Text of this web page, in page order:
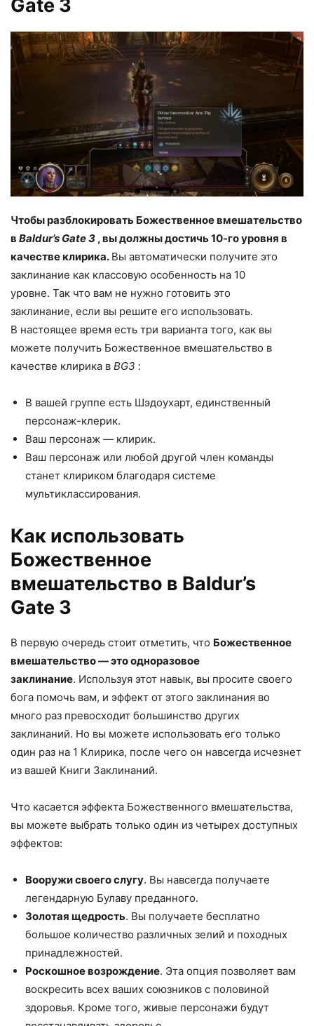
Gate 3
Чтобы разблокировать Божественное вмешательство
в Baldur’s Gate 3 , вы должны достичь 10-го уровня в
качестве клирика. Вы автоматически получите это
заклинание как классовую особенность на 10
уровне. Так что вам не нужно готовить это
заклинание, если вы решите его использовать.
В настоящее время есть три варианта того, как вы
можете получить Божественное вмешательство в
качестве клирика в BG3 :
В вашей группе есть Шэдоухарт, единственный
персонаж-клерик.
Ваш персонаж — клирик.
Ваш персонаж или любой другой член команды
станет клириком благодаря системе
мультиклассирования.
Как использовать
Божественное
вмешательство в Baldur’s
Gate 3
В первую очередь стоит отметить, что Божественное
вмешательство — это одноразовое
заклинание. Используя этот навык, вы просите своего
бога помочь вам, и эффект от этого заклинания во
много раз превосходит большинство других
заклинаний. Но вы можете использовать его только
один раз на 1 Клирика, после чего он навсегда исчезнет
из вашей Книги Заклинаний.
Что касается эффекта Божественного вмешательства,
вы можете выбрать только один из четырех доступных
эффектов:
Вооружи своего слугу. Вы навсегда получаете
легендарную Булаву преданного.
Золотая щедрость. Вы получаете бесплатно
большое количество различных зелий и походных
принадлежностей.
Роскошное возрождение. Эта опция позволяет вам
воскресить всех ваших союзников с половиной
здоровья. Кроме того, живые персонажи будут